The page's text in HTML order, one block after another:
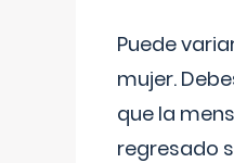
Puede
mujer.
que la
regresado